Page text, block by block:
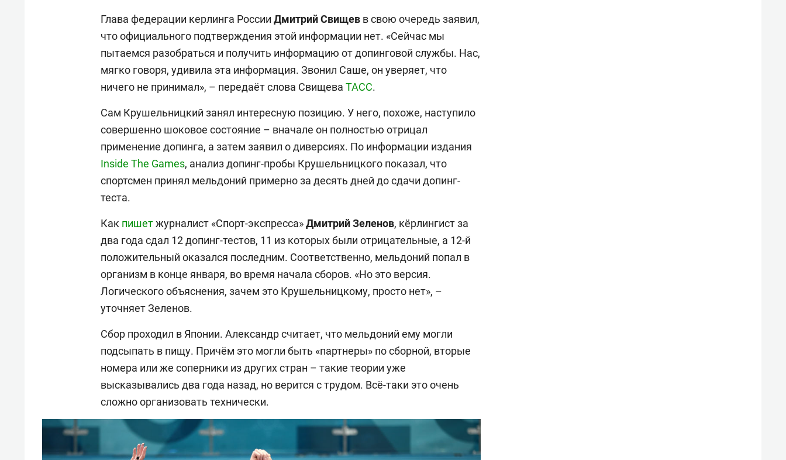
Глава федерации керлинга России Дмитрий Свищев в свою очередь заявил,
что официального подтверждения этой информации нет. «Сейчас мы
пытаемся разобраться и получить информацию от допинговой службы. Нас,
мягко говоря, удивила эта информация. Звонил Саше, он уверяет, что
ничего не принимал», – передаёт слова Свищева ТАСС.
Сам Крушельницкий занял интересную позицию. У него, похоже, наступило
совершенно шоковое состояние – вначале он полностью отрицал
применение допинга, а затем заявил о диверсиях. По информации издания
Inside The Games, анализ допинг-пробы Крушельницкого показал, что
спортсмен принял мельдоний примерно за десять дней до сдачи допинг-
теста.
Как пишетжурналист «Спорт-экспресса»Дмитрий Зеленов, кёрлингист за
два года сдал 12 допинг-тестов, 11 из которых были отрицательные, а 12-й
положительный оказался последним. Соответственно, мельдоний попал в
организм в конце января, во время начала сборов. «Но это версия.
Логического объяснения, зачем это Крушельницкому, просто нет», –
уточняет Зеленов.
Сбор проходил в Японии. Александр считает, что мельдоний ему могли
подсыпать в пищу. Причём это могли быть «партнеры» по сборной, вторые
номера или же соперники из других стран – такие теории уже
высказывались два года назад, но верится с трудом. Всё-таки это очень
сложно организовать технически.